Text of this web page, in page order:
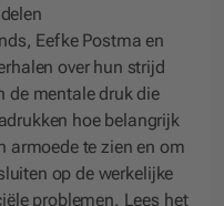
Eefke Postma en
over hun strijd
de mentale druk die
hoe belangrijk
armoede te zien en om
op de werkelijke
problemen. Lees het